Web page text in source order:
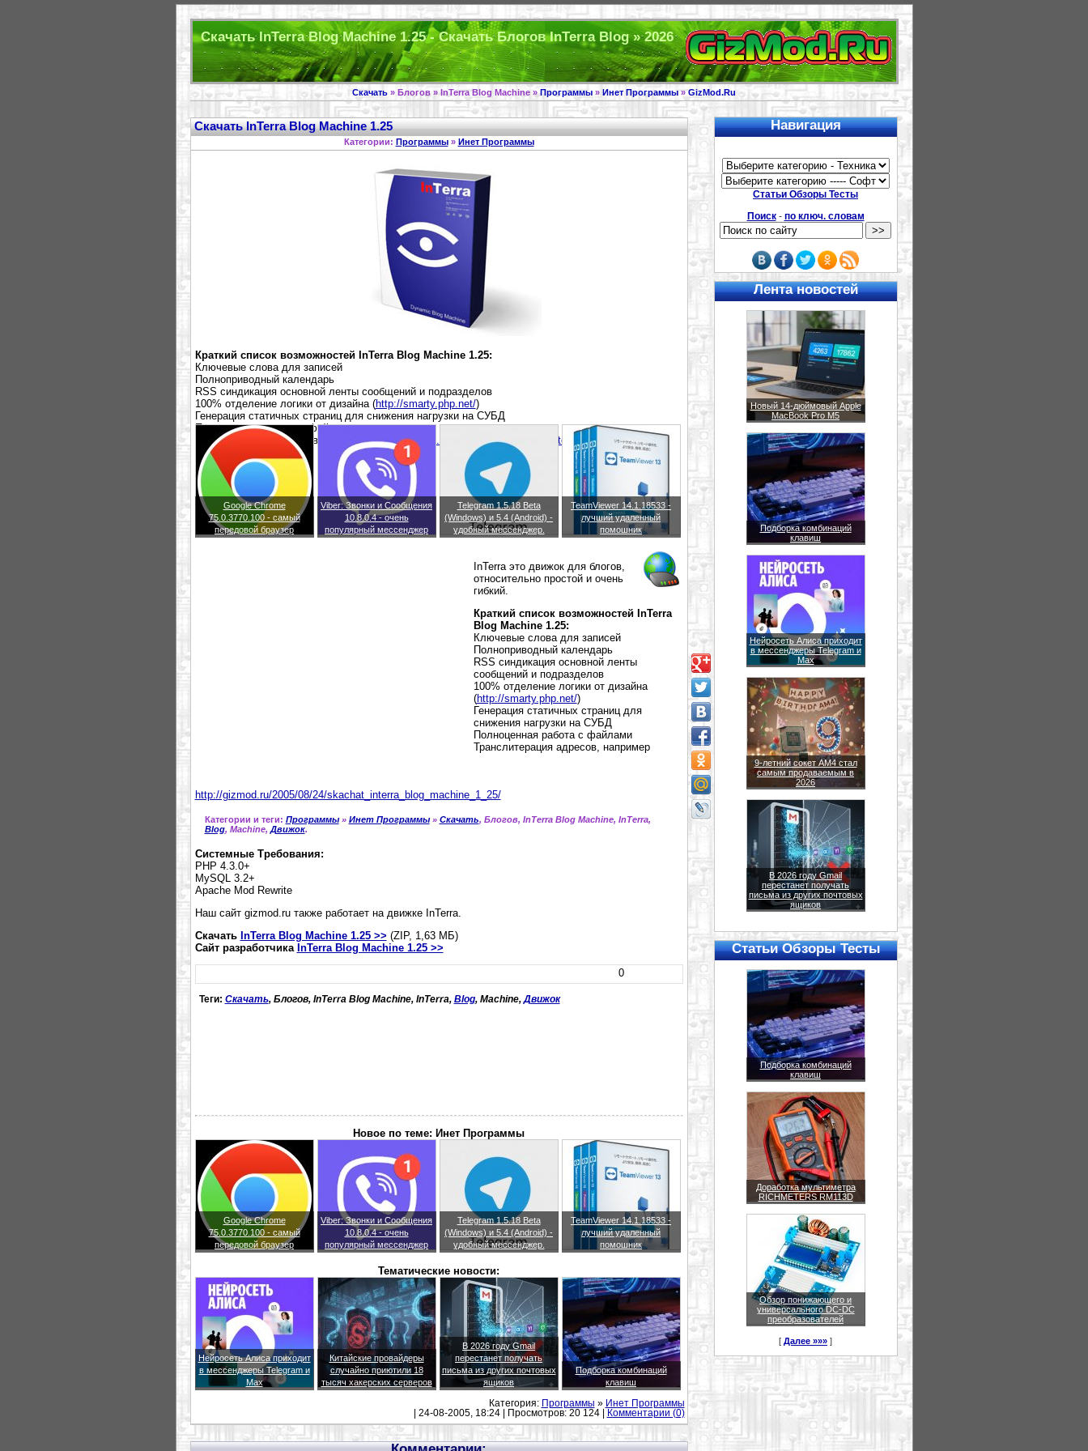
Скачать InTerra Blog Machine 1.25 - Скачать Блогов InTerra Blog » 2026
Скачать » Блогов » InTerra Blog Machine »Программы » Инет Программы»GizMod.Ru
Скачать InTerra Blog Machine 1.25
Категории: Программы» Инет Программы
Краткий список возможностей InTerra Blog Machine 1.25:
Ключевые слова для записей
Полноприводный календарь
RSS синдикация основной ленты сообщений и подразделов
100% отделение логики от дизайна (http://smarty.php.net/)
Генерация статичных страниц для снижения нагрузки на СУБД
Полноценная работа с файлами
Транслитерация адресов, напримерhttp://gizmod.ru/2005/08/24/skachat_interra_blog_machine_1_25/
Google Chrome
75.0.3770.100 - самый
передовой браузер
Viber: Звонки и Сообщения
10.8.0.4 - очень
популярный мессенджер
Telegram 1.5.18 Beta
(Windows) и 5.4 (Android) -
удобный мессенджер.
TeamViewer 14.1.18533 -
лучший удаленный
помошник
InTerra это движок для блогов,
относительно простой и очень
гибкий.
Краткий список возможностей InTerra
Blog Machine 1.25:
Ключевые слова для записей
Полноприводный календарь
RSS синдикация основной ленты
сообщений и подразделов
100% отделение логики от дизайна
(http://smarty.php.net/)
Генерация статичных страниц для
снижения нагрузки на СУБД
Полноценная работа с файлами
Транслитерация адресов, например
http://gizmod.ru/2005/08/24/skachat_interra_blog_machine_1_25/
Категории и теги: Программы» Инет Программы» Скачать, Блогов, InTerra Blog Machine, InTerra,
Blog, Machine, Движок.
Системные Требования:
PHP 4.3.0+
MySQL 3.2+
Apache Mod Rewrite
Наш сайт gizmod.ru также работает на движке InTerra.
Скачать InTerra Blog Machine 1.25 >> (ZIP, 1,63 МБ)
Сайт разработчика InTerra Blog Machine 1.25 >>
0
Теги: Скачать, Блогов, InTerra Blog Machine, InTerra, Blog, Machine, Движок
Новое по теме: Инет Программы
Google Chrome
75.0.3770.100 - самый
передовой браузер
Viber: Звонки и Сообщения
10.8.0.4 - очень
популярный мессенджер
Telegram 1.5.18 Beta
(Windows) и 5.4 (Android) -
удобный мессенджер.
TeamViewer 14.1.18533 -
лучший удаленный
помошник
Тематические новости:
Нейросеть Алиса приходит
в мессенджеры Telegram и
Max
Китайские провайдеры
случайно приютили 18
тысяч хакерских серверов
В 2026 году Gmail
перестанет получать
письма из других почтовых
ящиков
Подборка комбинаций
клавиш
Категория: Программы » Инет Программы
| 24-08-2005, 18:24 | Просмотров: 20 124 |
Комментарии (0)
Навигация
Статьи Обзоры Тесты
Поиск- по ключ. словам
Лента новостей
Новый 14-дюймовый Apple
MacBook Pro M5
Подборка комбинаций
клавиш
Нейросеть Алиса приходит
в мессенджеры Telegram и
Max
9-летний сокет AM4 стал
самым продаваемым в
2026
В 2026 году Gmail
перестанет получать
письма из других почтовых
ящиков
Статьи Обзоры Тесты
Подборка комбинаций
клавиш
Доработка мультиметра
RICHMETERS RM113D
Обзор понижающего и
универсального DC-DC
преобразователей
[ Далее »»» ]